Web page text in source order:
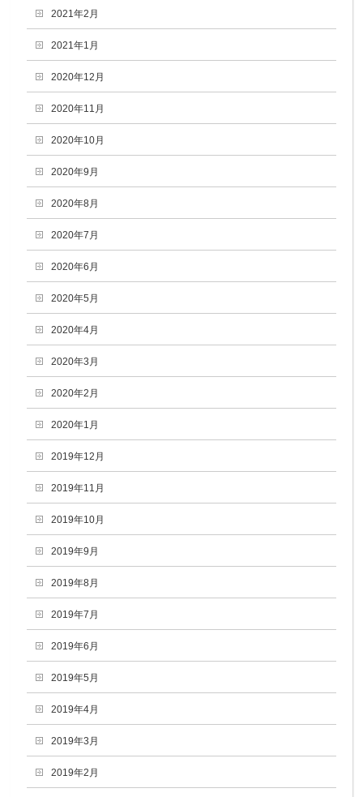
2021年2月
2021年1月
2020年12月
2020年11月
2020年10月
2020年9月
2020年8月
2020年7月
2020年6月
2020年5月
2020年4月
2020年3月
2020年2月
2020年1月
2019年12月
2019年11月
2019年10月
2019年9月
2019年8月
2019年7月
2019年6月
2019年5月
2019年4月
2019年3月
2019年2月